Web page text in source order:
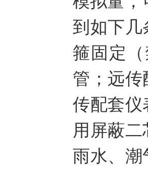
到如下几
箍固定
管；远传
传配套仪
用屏蔽
雨水、潮